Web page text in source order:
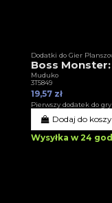
Dodatki do Gier
Boss
Muduko
3T5849
19,57 zł
Pierwszy dodatek do
Dodaj do
Wysyłka w 24